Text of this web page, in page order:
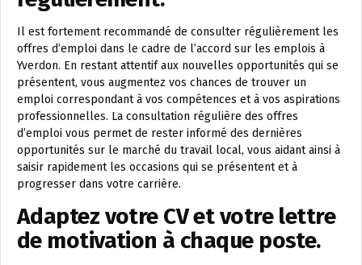
Il est fortement recommandé de consulter régulièrement les
offres d’emploi dans le cadre de l’accord sur les emplois à
Yverdon. En restant attentif aux nouvelles opportunités qui se
présentent, vous augmentez vos chances de trouver un
emploi correspondant à vos compétences et à vos aspirations
professionnelles. La consultation régulière des offres
d’emploi vous permet de rester informé des dernières
opportunités sur le marché du travail local, vous aidant ainsi à
saisir rapidement les occasions qui se présentent et à
progresser dans votre carrière.
Adaptez votre CV et votre lettre
de motivation à chaque poste.